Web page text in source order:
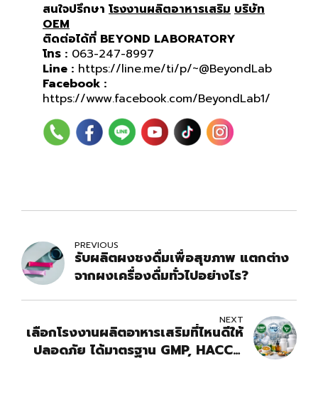
สนใจปรึกษา โรงงานผลิตอาหารเสริม บริษัท
OEM
ติดต่อได้ที่ BEYOND LABORATORY
โทร : 063-247-8997
Line : https://line.me/ti/p/~@BeyondLab
Facebook :
https://www.facebook.com/BeyondLab1/
PREVIOUS
รับผลิตผงชงดื่มเพื่อสุขภาพ แตกต่าง
จากผงเครื่องดื่มทั่วไปอย่างไร?
NEXT
เลือกโรงงานผลิตอาหารเสริมที่ไหนดีให้
ปลอดภัย ได้มาตรฐาน GMP, HACCP,